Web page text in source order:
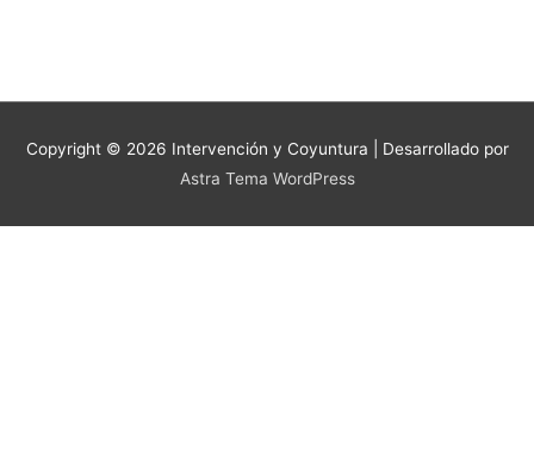
Copyright © 2026 Intervención y Coyuntura | Desarrollado por
Astra Tema WordPress